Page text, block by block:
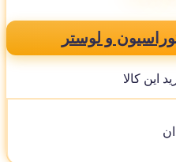
و لوستر
کالا